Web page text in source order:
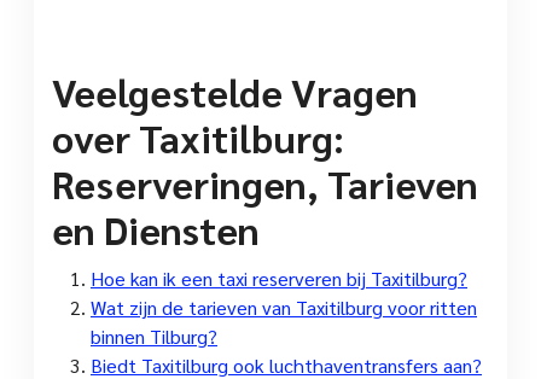
Veelgestelde Vragen
over Taxitilburg:
Reserveringen, Tarieven
en Diensten
Hoe kan ik een taxi reserveren bij Taxitilburg?
Wat zijn de tarieven van Taxitilburg voor ritten
binnen Tilburg?
Biedt Taxitilburg ook luchthaventransfers aan?